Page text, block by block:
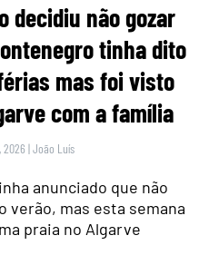
decidiu não gozar
tinha dito
mas foi visto
com a família
2026 |João Luís
anunciado que não
verão, mas esta semana
praia no Algarve